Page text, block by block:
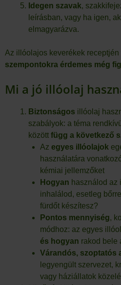
Idegen szavak,
leírásban, vagy ha igen,
elmagyarázva.
Az illóolajos keverékek receptjén
szempontokra érdemes még
Mi a jó illóolaj
Biztonságos illóolaj
szabályok: a téma
között függ a következő
Az egyes illóolajok
használatára
kémiai jellemzőket
Hogyan használod az
inhalálod, esetleg
fürdőt készítesz?
Pontos mennyiség,
módhoz: az egyes
és hogyan rakod bele
Várandós, szoptatós
legyengült szervezet,
vagy háziállatok